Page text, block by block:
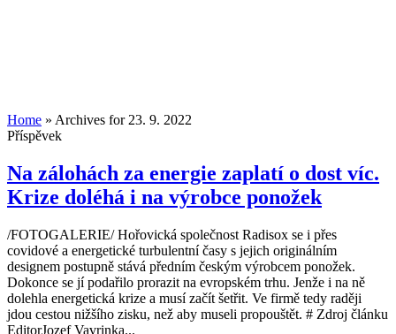
Home » Archives for 23. 9. 2022
Příspěvek
Na zálohách za energie zaplatí o dost víc.
Krize doléhá i na výrobce ponožek
/FOTOGALERIE/ Hořovická společnost Radisox se i přes
covidové a energetické turbulentní časy s jejich originálním
designem postupně stává předním českým výrobcem ponožek.
Dokonce se jí podařilo prorazit na evropském trhu. Jenže i na ně
dolehla energetická krize a musí začít šetřit. Ve firmě tedy raději
jdou cestou nižšího zisku, než aby museli propouštět. # Zdroj článku
EditorJozef Vavrinka...